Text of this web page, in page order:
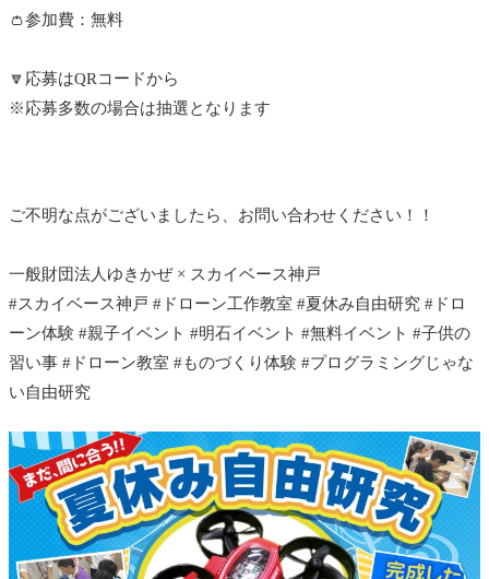
👛参加費：無料
🔽応募はQRコードから
※応募多数の場合は抽選となります
ご不明な点がございましたら、お問い合わせください！！
一般財団法人ゆきかぜ × スカイベース神戸
#スカイベース神戸 #ドローン工作教室 #夏休み自由研究 #ドロ
ーン体験 #親子イベント #明石イベント #無料イベント #子供の
習い事 #ドローン教室 #ものづくり体験 #プログラミングじゃな
い自由研究